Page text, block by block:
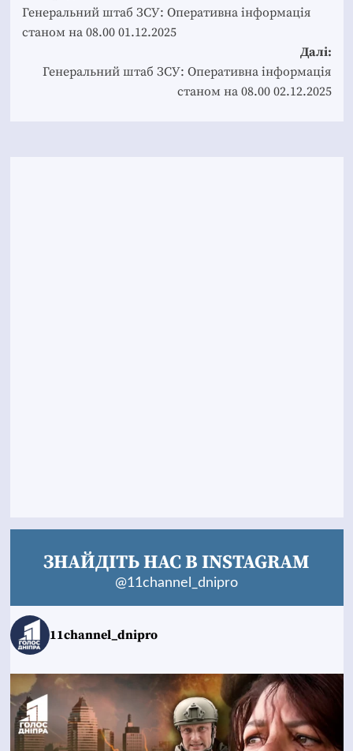
navigation
Генеральний штаб ЗСУ: Оперативна інформація
станом на 08.00 01.12.2025
Далі:
Генеральний штаб ЗСУ: Оперативна інформація
станом на 08.00 02.12.2025
ЗНАЙДІТЬ НАС В INSTAGRAM
@11channel_dnipro
11channel_dnipro